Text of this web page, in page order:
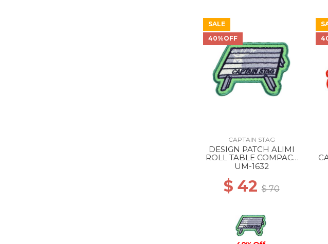
SALE
40%OFF
CAPTAIN STAG
DESIGN PATCH ALIMI
ROLL TABLE COMPACT
76X52MM --
UM-1632
$ 42$ 70